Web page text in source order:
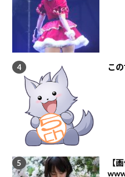
こ
【